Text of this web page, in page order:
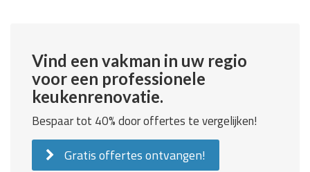
Vind een vakman in uw regio
voor een professionele
keukenrenovatie.
Bespaar tot 40% door offertes te vergelijken!
Gratis offertes ontvangen!